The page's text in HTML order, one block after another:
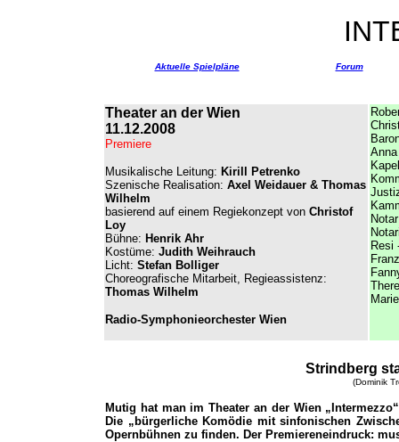
Aktuelle Spielpläne Forum
Theater an der Wien
11.12.2008
Premiere
Musikalische Leitung: Kirill Petrenko
Szenische Realisation: Axel Weidauer & Thomas
Wilhelm
basierend auf einem Regiekonzept von Christof
Loy
Bühne: Henrik Ahr
Kostüme: Judith Weihrauch
Licht: Stefan Bolliger
Choreografische Mitarbeit, Regieassistenz:
Thomas Wilhelm
Radio-Symphonieorchester Wien
Resi
Strindberg
(Dominik
Mutig hat man im Theater an der Wien
Die „bürgerliche Komödie mit sinfonischen
Opernbühnen zu finden. Der Premiereneindruck: